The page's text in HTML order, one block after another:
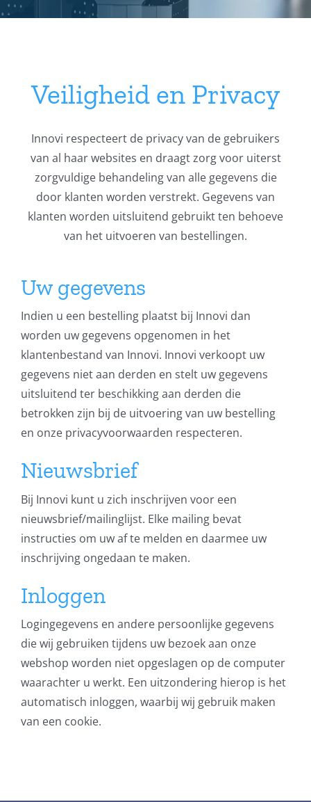
Service
Winkelwagen
Mijn account
Veiligheid en Privacy
Innovi respecteert de privacy van de gebruikers
van al haar websites en draagt zorg voor uiterst
zorgvuldige behandeling van alle gegevens die
door klanten worden verstrekt. Gegevens van
klanten worden uitsluitend gebruikt ten behoeve
van het uitvoeren van bestellingen.
Uw gegevens
Indien u een bestelling plaatst bij Innovi dan
worden uw gegevens opgenomen in het
klantenbestand van Innovi. Innovi verkoopt uw
gegevens niet aan derden en stelt uw gegevens
uitsluitend ter beschikking aan derden die
betrokken zijn bij de uitvoering van uw bestelling
en onze privacyvoorwaarden respecteren.
Nieuwsbrief
Bij Innovi kunt u zich inschrijven voor een
nieuwsbrief/mailinglijst. Elke mailing bevat
instructies om uw af te melden en daarmee uw
inschrijving ongedaan te maken.
Inloggen
Logingegevens en andere persoonlijke gegevens
die wij gebruiken tijdens uw bezoek aan onze
webshop worden niet opgeslagen op de computer
waarachter u werkt. Een uitzondering hierop is het
automatisch inloggen, waarbij wij gebruik maken
van een cookie.